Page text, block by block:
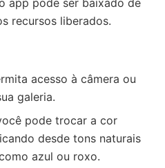
recursos liberados.
acesso à câmera ou
galeria.
pode trocar a cor
desde tons naturais
azul ou roxo.